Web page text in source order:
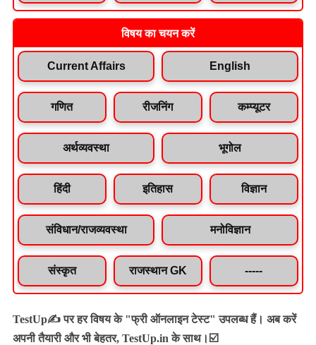
विषय का चयन करें
Current Affairs English
गणित रीजनिंग कम्प्यूटर
अर्थव्यवस्था भूगोल
हिंदी इतिहास विज्ञान
संविधान/राजव्यवस्था मनोविज्ञान
संस्कृत राजस्थान GK -----
TestUp✍️ पर हर विषय के "फ्री ऑनलाइन टेस्ट" उपलब्ध हैं। अब करें
अपनी तैयारी और भी बेहतर, TestUp.in के साथ।☑️